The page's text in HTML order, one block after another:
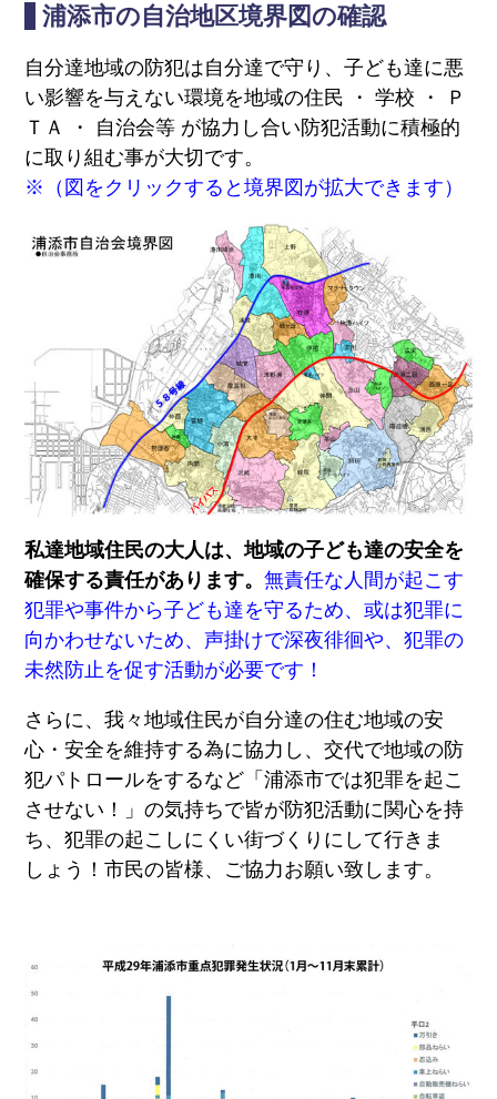
浦添市の自治地区境界図の確認
自分達地域の防犯は自分達で守り、子ども達に悪
い影響を与えない環境を地域の住民 ・ 学校 ・ Ｐ
ＴＡ ・ 自治会等 が協力し合い防犯活動に積極的
に取り組む事が大切です。
※（図をクリックすると境界図が拡大できます）
私達地域住民の大人は、地域の子ども達の安全を
確保する責任があります。無責任な人間が起こす
犯罪や事件から子ども達を守るため、或は犯罪に
向かわせないため、声掛けで深夜徘徊や、犯罪の
未然防止を促す活動が必要です！
さらに、我々地域住民が自分達の住む地域の安
心・安全を維持する為に協力し、交代で地域の防
犯パトロールをするなど「浦添市では犯罪を起こ
させない！」の気持ちで皆が防犯活動に関心を持
ち、犯罪の起こしにくい街づくりにして行きま
しょう！市民の皆様、ご協力お願い致します。